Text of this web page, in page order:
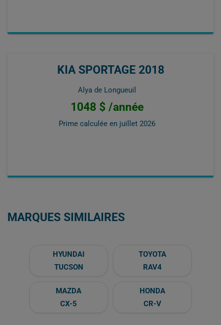
KIA SPORTAGE 2018
Alya de Longueuil
1048 $ /année
Prime calculée en juillet 2026
MARQUES SIMILAIRES
HYUNDAI
TUCSON
TOYOTA
RAV4
MAZDA
CX-5
HONDA
CR-V